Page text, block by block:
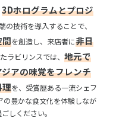
3Dホログラムとプロジ
の技術を導入することで、
間を創造し、来店者に非日
ラビリンスでは、地元で
アの味覚をフレンチ
理を、受賞歴ある一流シェフ
の豊かな食文化を体験しなが
しください。